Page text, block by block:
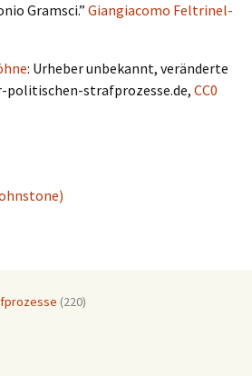
Gramsci.” Giangi­a­co­mo Feltri­nel­
: Urheber unbekannt, verän­der­te
politischen-strafprozesse.de, CC0
(220)